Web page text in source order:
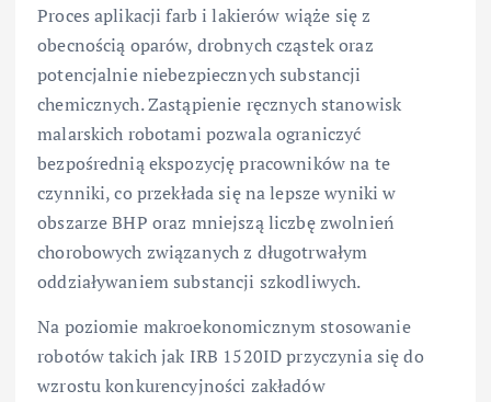
Proces aplikacji farb i lakierów wiąże się z
obecnością oparów, drobnych cząstek oraz
potencjalnie niebezpiecznych substancji
chemicznych. Zastąpienie ręcznych stanowisk
malarskich robotami pozwala ograniczyć
bezpośrednią ekspozycję pracowników na te
czynniki, co przekłada się na lepsze wyniki w
obszarze BHP oraz mniejszą liczbę zwolnień
chorobowych związanych z długotrwałym
oddziaływaniem substancji szkodliwych.
Na poziomie makroekonomicznym stosowanie
robotów takich jak IRB 1520ID przyczynia się do
wzrostu konkurencyjności zakładów